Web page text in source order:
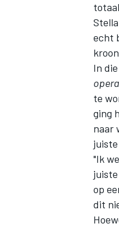
echt
In
te
ging
naar
"Ik
op
dit